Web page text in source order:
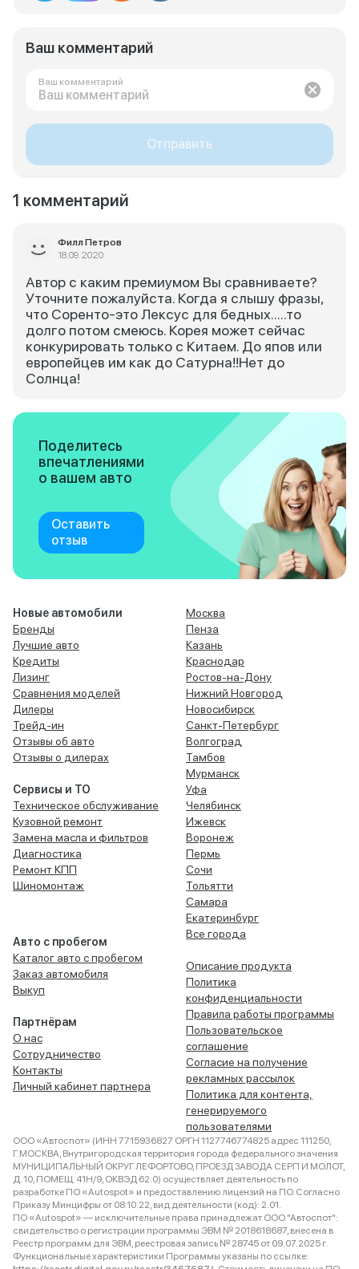
Ваш комментарий
Ваш комментарий
Отправить
1 комментарий
Филл Петров
18.09.2020
Автор с каким премиумом Вы сравниваете?
Уточните пожалуйста. Когда я слышу фразы,
что Соренто-это Лексус для бедных.....то
долго потом смеюсь. Корея может сейчас
конкурировать только с Китаем. До япов или
европейцев им как до Сатурна!!Нет до
Солнца!
Поделитесь
впечатлениями
о вашем авто
Оставить
отзыв
Новые автомобили
Бренды
Лучшие авто
Кредиты
Лизинг
Сравнения моделей
Дилеры
Трейд-ин
Отзывы об авто
Отзывы о дилерах
Сервисы и ТО
Техническое обслуживание
Кузовной ремонт
Замена масла и фильтров
Диагностика
Ремонт КПП
Шиномонтаж
Авто с пробегом
Каталог авто с пробегом
Заказ автомобиля
Выкуп
Партнёрам
О нас
Сотрудничество
Контакты
Личный кабинет партнера
Москва
Пенза
Казань
Краснодар
Ростов-на-Дону
Нижний Новгород
Новосибирск
Санкт-Петербург
Волгоград
Тамбов
Мурманск
Уфа
Челябинск
Ижевск
Воронеж
Пермь
Сочи
Тольятти
Самара
Екатеринбург
Все города
Описание продукта
Политика
конфиденциальности
Правила работы программы
Пользовательское
соглашение
Согласие на получение
рекламных рассылок
Политика для контента,
генерируемого
пользователями
ООО «Автоспот» (ИНН 7715936827 ОРГН 1127746774825 адрес 111250,
Г.МОСКВА, Внутригородская территория города федерального значения
МУНИЦИПАЛЬНЫЙ ОКРУГ ЛЕФОРТОВО, ПРОЕЗД ЗАВОДА СЕРП И МОЛОТ,
Д. 10, ПОМЕЩ. 41Н/9, ОКВЭД 62.0) осуществляет деятельность по
разработке ПО «Autospot» и предоставлению лицензий на ПО. Согласно
Приказу Минцифры от 08.10.22, вид деятельности (код): 2.01.
ПО «Autospot» — исключительные права принадлежат ООО "Автоспот":
свидетельство о регистрации программы ЭВМ № 2018618687, внесена в
Реестр программ для ЭВМ, реестровая запись № 28745 от 09.07.2025 г.
Функциональные характеристики Программы указаны по ссылке: